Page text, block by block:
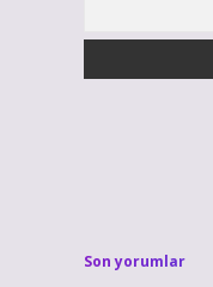
Son yorumlar